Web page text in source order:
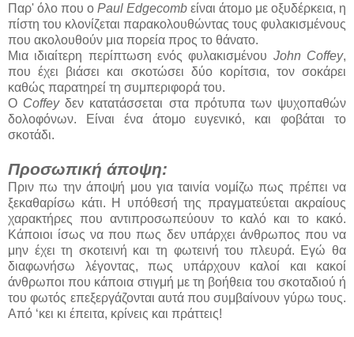
Παρ' όλο που ο Paul Edgecomb είναι άτομο με οξυδέρκεια, η
πίστη του κλονίζεται παρακολουθώντας τους φυλακισμένους
που ακολουθούν μια πορεία προς το θάνατο.
Μια ιδιαίτερη περίπτωση ενός φυλακισμένου John Coffey,
που έχει βιάσει και σκοτώσει δύο κορίτσια, τον σοκάρει
καθώς παρατηρεί τη συμπεριφορά του.
Ο Coffeyδεν κατατάσσεται στα πρότυπα των ψυχοπαθών
δολοφόνων. Είναι ένα άτομο ευγενικό, και φοβάται το
σκοτάδι.
Προσωπική άποψη:
Πριν πω την άποψή μου για ταινία νομίζω πως πρέπει να
ξεκαθαρίσω κάτι. Η υπόθεσή της πραγματεύεται ακραίους
χαρακτήρες που αντιπροσωπεύουν το καλό και το κακό.
Κάποιοι ίσως να που πως δεν υπάρχει άνθρωπος που να
μην έχει τη σκοτεινή και τη φωτεινή του πλευρά. Εγώ θα
διαφωνήσω λέγοντας, πως υπάρχουν καλοί και κακοί
άνθρωποι που κάποια στιγμή με τη βοήθεια του σκοταδιού ή
του φωτός επεξεργάζονται αυτά που συμβαίνουν γύρω τους.
Από ‘κει κι έπειτα, κρίνεις και πράττεις!